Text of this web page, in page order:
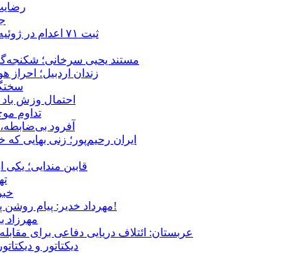
ثبت ۷۱ اعدام در ژوئیه؛ شمار اعدام‌ها در سال ۲۰۲۶ به دست‌کم ۴۴۴ نفر رسید
مستند یحیی سرخانی؛
زندان اردبیل؛ احراز هویت ۵۴ شهروند بازداشت‌شده در اعتراضات
احتمال وزش
تداوم موج
آفرود
ایران رحیم‌پور؛ زنی بهایی
قابین مندایی؛
مهرداد خدیر: پیام روشن پزشکیان در گفت‌و‌گوی تصویری با مرد نامرئی: من هستم!
مهرزاد
عربستان: ائتلاف دریایی دفاعی برای
دیکتاتور و